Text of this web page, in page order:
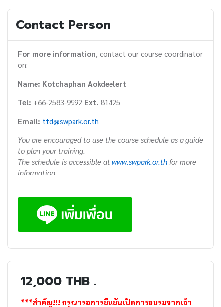
Contact Person
For more information, contact our course coordinator
on:
Name: Kotchaphan Aokdeelert
Tel: +66-2583-9992 Ext. 81425
Email: ttd@swpark.or.th
You are encouraged to use the course schedule as a guide
to plan your training.
The schedule is accessible at www.swpark.or.th for more
information.
12,000 THB .
***สำคัญ!!! กรุณารอการยืนยันเปิดการอบรมจากเจ้า